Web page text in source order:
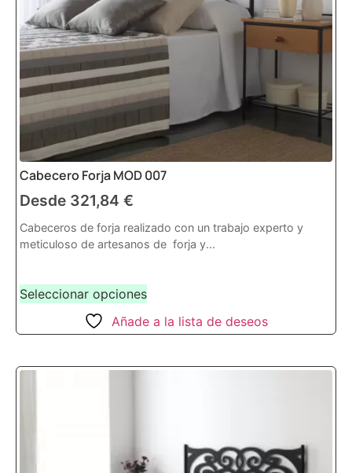
Cabecero Forja MOD 007
Desde 321,84 €
Cabeceros de forja realizado con un trabajo experto y
meticuloso de artesanos de forja y...
Seleccionar opciones
Añade a la lista de deseos